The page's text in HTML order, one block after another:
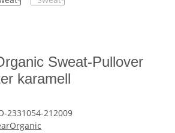
Sweat-Pullover
karamell
2331054-212009